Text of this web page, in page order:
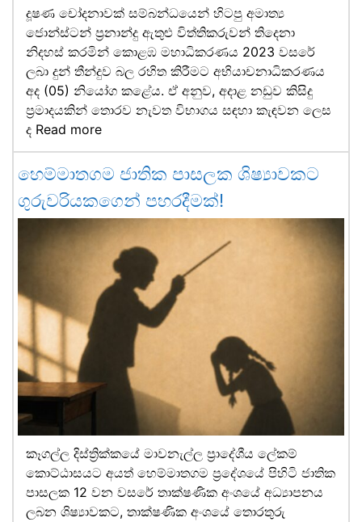
දූෂණ චෝදනාවක් සම්බන්ධයෙන් හිටපු අමාත්‍ය
ජොන්ස්ටන් ප්‍රනාන්දු ඇතුළු විත්තිකරුවන් තිදෙනා
නිදහස් කරමින් කොළඹ මහාධිකරණය 2023 වසරේ
ලබා දුන් තීන්දුව බල රහිත කිරීමට අභියාචනාධිකරණය
අද (05) නියෝග කළේය. ඒ අනුව, අදාළ නඩුව කිසිදු
ප්‍රමාදයකින් තොරව නැවත විභාගය සඳහා කැඳවන ලෙස
ද Read more
හෙම්මාතගම ජාතික පාසලක ශිෂ්‍යාවකට
ගුරුවරියකගෙන් පහරදීමක්!
කෑගල්ල දිස්ත්‍රික්කයේ මාවනැල්ල ප්‍රාදේශීය ලේකම්
කොට්ඨාසයට අයත් හෙම්මාතගම ප්‍රදේශයේ පිහිටි ජාතික
පාසලක 12 වන වසරේ තාක්ෂණික අංශයේ අධ්‍යාපනය
ලබන ශිෂ්‍යාවකට, තාක්ෂණික අංශයේ තොරතුරු